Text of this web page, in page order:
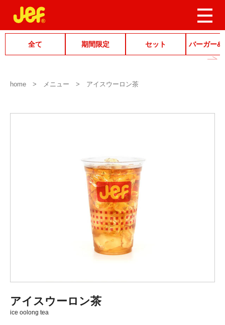
全て 期間限定 セット バーガー&
home メニュー アイスウーロン茶
アイスウーロン茶
ice oolong tea